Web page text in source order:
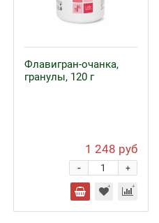
Флавигран-очанка,
гранулы, 120 г
1 248 руб
+
-